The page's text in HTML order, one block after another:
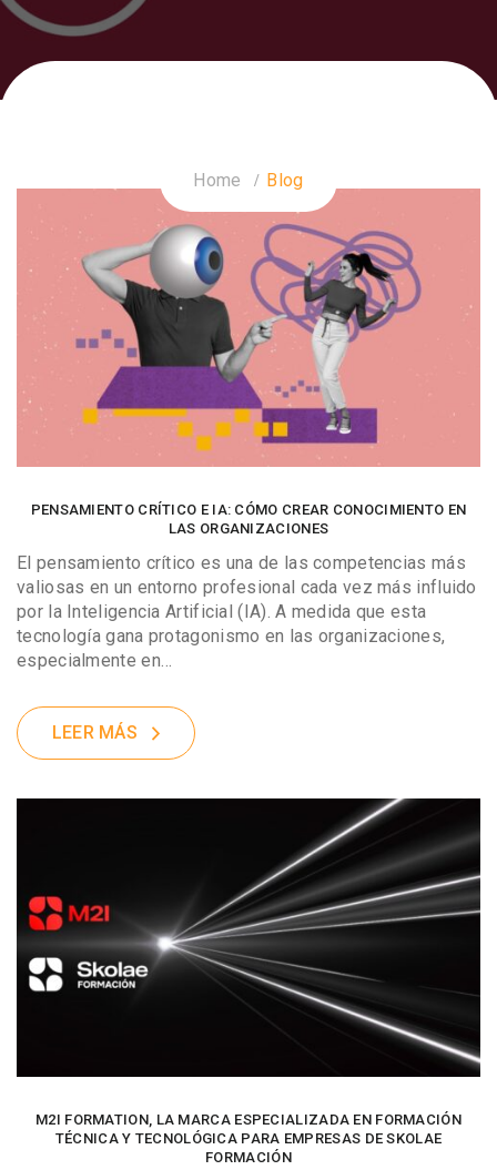
Home Blog
PENSAMIENTO CRÍTICO E IA: CÓMO CREAR CONOCIMIENTO EN
LAS ORGANIZACIONES
El pensamiento crítico es una de las competencias más
valiosas en un entorno profesional cada vez más influido
por la Inteligencia Artificial (IA). A medida que esta
tecnología gana protagonismo en las organizaciones,
especialmente en…
LEER MÁS
M2I FORMATION, LA MARCA ESPECIALIZADA EN FORMACIÓN
TÉCNICA Y TECNOLÓGICA PARA EMPRESAS DE SKOLAE
FORMACIÓN